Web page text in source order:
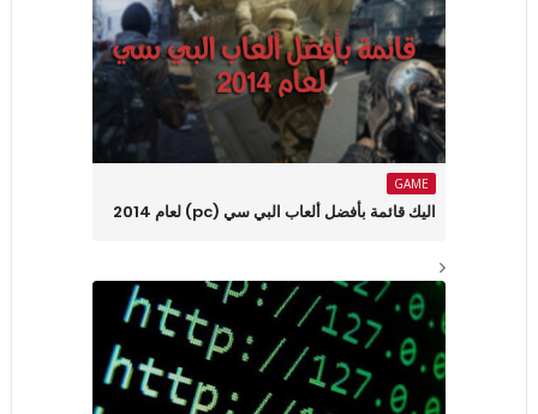
GAME
اليك قائمة بأفضل ألعاب البي سي (pc) لعام 2014